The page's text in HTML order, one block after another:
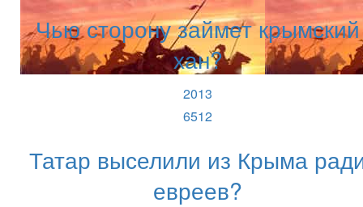
Чью сторону займет крымский
хан?
2013
6512
Татар выселили из Крыма
евреев?